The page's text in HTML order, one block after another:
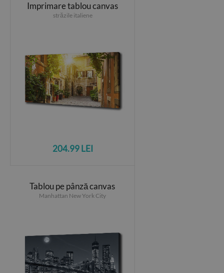
Imprimare tablou canvas
străzile italiene
204.99 LEI
Tablou pe pânză canvas
Manhattan New York City